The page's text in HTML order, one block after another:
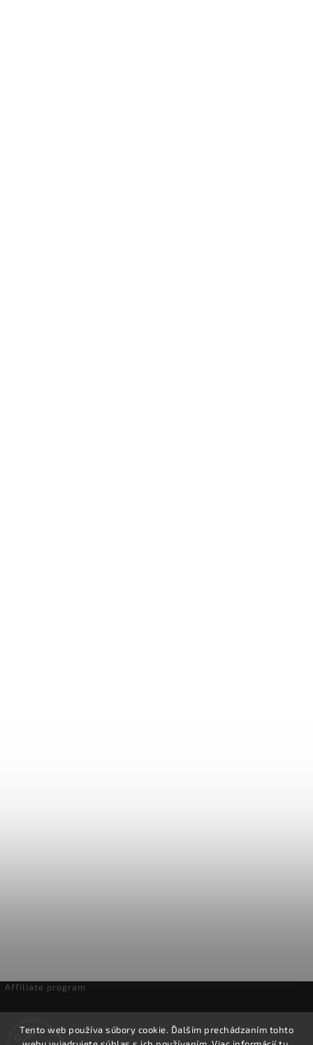
Tento web používa súbory cookie. Ďalším prechádzaním tohto
Affiliate program
Odstúpenie od zmluvy